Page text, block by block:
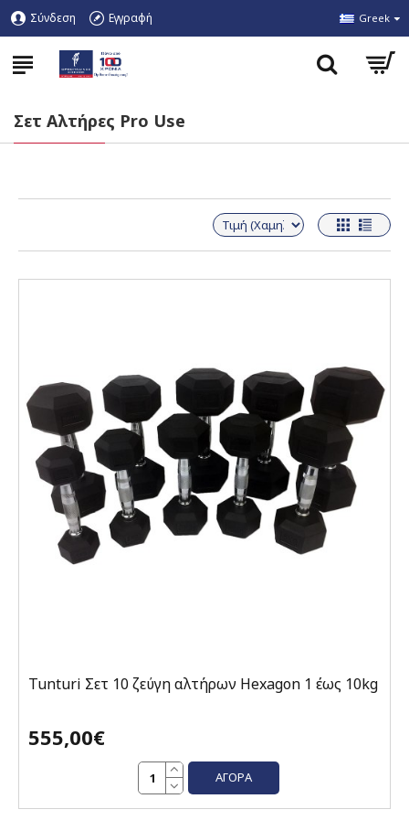
Σύνδεση Εγγραφή Greek
Σετ Αλτήρες Pro Use
Tunturi Σετ 10 ζεύγη αλτήρων Hexagon 1 έως 10kg
555,00€
ΑΓΟΡΆ